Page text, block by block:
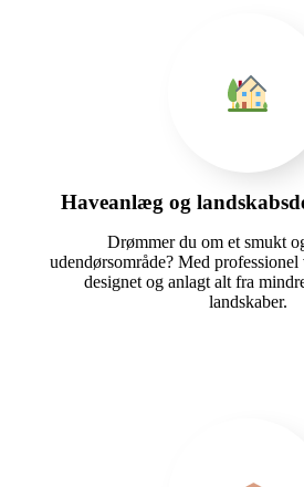
Haveanlæg og
Drømmer du om et smukt
udendørsområde? Med
designet og anlagt alt fra
landskaber.